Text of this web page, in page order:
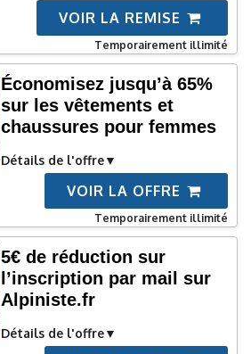
VOIR LA REMISE
Temporairement illimité
Économisez jusqu’à 65%
sur les vêtements et
chaussures pour femmes
Détails de l'offre
VOIR LA OFFRE
Temporairement illimité
5€ de réduction sur
l’inscription par mail sur
Alpiniste.fr
Détails de l'offre